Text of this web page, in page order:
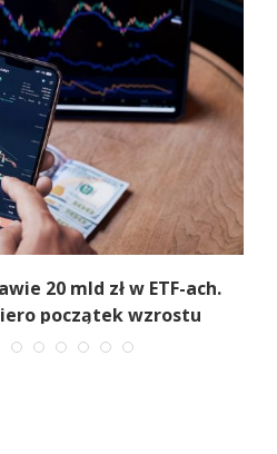
20 mld zł w ETF-ach.
początek wzrostu